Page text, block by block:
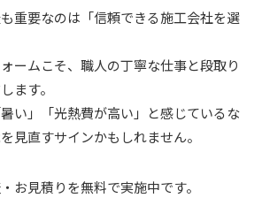
重要なのは「信頼できる施工会社を選
ームこそ、職人の丁寧な仕事と段取り
ます。
い」「光熱費が高い」と感じているな
見直すサインかもしれません。
お見積りを無料で実施中です。